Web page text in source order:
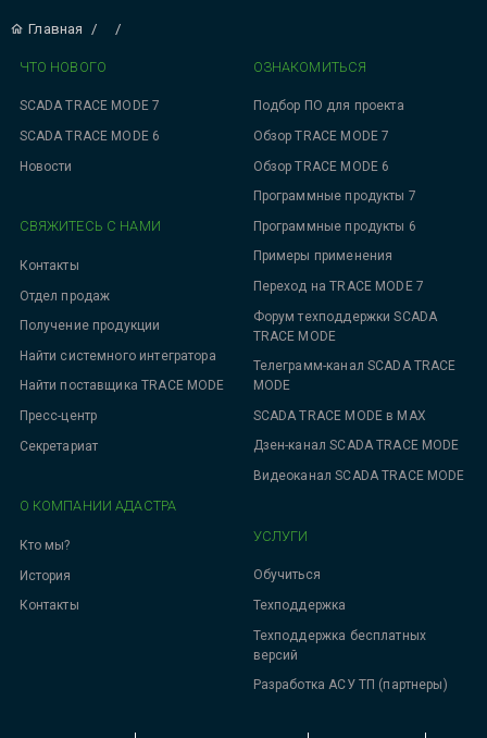
Главная / /
ЧТО НОВОГО
SCADA TRACE MODE 7
SCADA TRACE MODE 6
Новости
ОЗНАКОМИТЬСЯ
Подбор ПО для проекта
Обзор TRACE MODE 7
Обзор TRACE MODE 6
Программные продукты 7
Программные продукты 6
Примеры применения
Переход на TRACE MODE 7
Форум техподдержки SCADA
TRACE MODE
Телеграмм-канал SCADA TRACE
MODE
SCADA TRACE MODE в MAX
Дзен-канал SCADA TRACE MODE
Видеоканал SCADA TRACE MODE
УСЛУГИ
Обучиться
Техподдержка
Техподдержка бесплатных
версий
Разработка АСУ ТП (партнеры)
СВЯЖИТЕСЬ С НАМИ
Контакты
Отдел продаж
Получение продукции
Найти системного интегратора
Найти поставщика TRACE MODE
Пресс-центр
Секретариат
О КОМПАНИИ АДАСТРА
Кто мы?
История
Контакты